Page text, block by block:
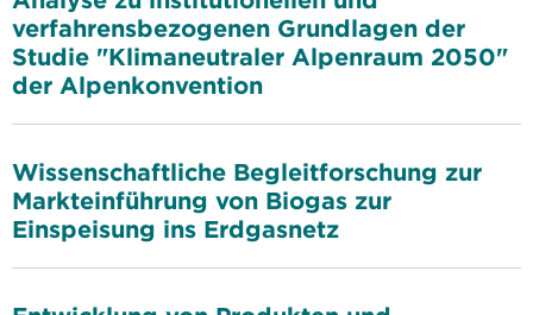
verfahrensbezogenen Grundlagen der
Studie "Klimaneutraler Alpenraum 2050"
der Alpenkonvention
Wissenschaftliche Begleitforschung zur
Markteinführung von Biogas zur
Einspeisung ins Erdgasnetz